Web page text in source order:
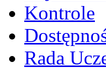
Kontrole
Rada